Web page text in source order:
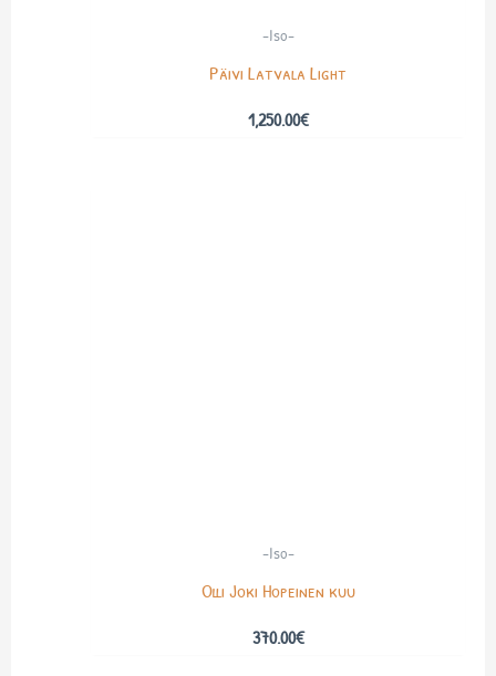
-Iso-
Päivi Latvala Light
1,250.00€
-Iso-
Olli Joki Hopeinen kuu
370.00€